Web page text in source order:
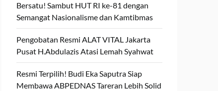
Bersatu! Sambut HUT RI ke-81 dengan
Semangat Nasionalisme dan Kamtibmas
Pengobatan Resmi ALAT VITAL Jakarta
Pusat H.Abdulazis Atasi Lemah Syahwat
Resmi Terpilih! Budi Eka Saputra Siap
Membawa ABPEDNAS Tareran Lebih Solid